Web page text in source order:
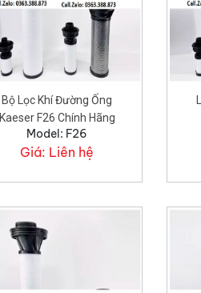
Bộ Lọc Khí Đường Ống
Kaeser F26 Chính Hãng
Model: F26
Giá: Liên hệ